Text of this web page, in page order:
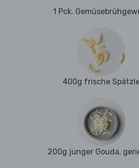
1 Pck.
400g frische
200g junger Gouda,